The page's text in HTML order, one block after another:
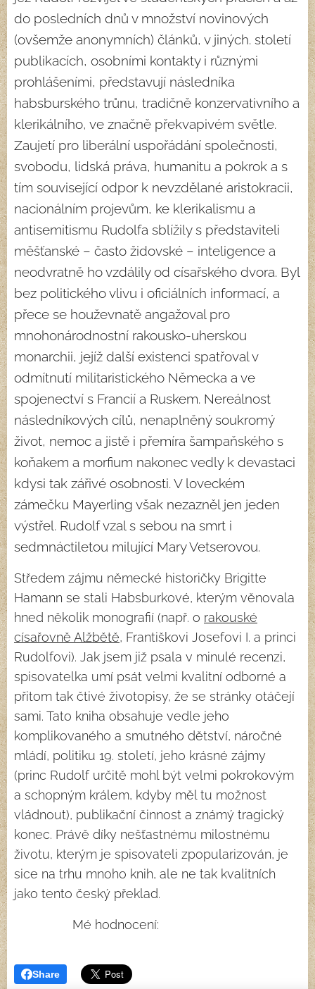
do posledních dnů v množství novinových
(ovšemže anonymních) článků, v jiných. století
publikacích, osobními kontakty i různými
prohlášeními, představují následníka
habsburského trůnu, tradičně konzervativního a
klerikálního, ve značně překvapivém světle.
Zaujetí pro liberální uspořádání společnosti,
svobodu, lidská práva, humanitu a pokrok a s
tím související odpor k nevzdělané aristokracii,
nacionálním projevům, ke klerikalismu a
antisemitismu Rudolfa sblížily s představiteli
měšťanské – často židovské – inteligence a
neodvratně ho vzdálily od císařského dvora. Byl
bez politického vlivu i oficiálních informací, a
přece se houževnatě angažoval pro
mnohonárodnostní rakousko-uherskou
monarchii, jejíž další existenci spatřoval v
odmítnutí militaristického Německa a ve
spojenectví s Francií a Ruskem. Nereálnost
následníkových cílů, nenaplněný soukromý
život, nemoc a jistě i přemíra šampaňského s
koňakem a morfium nakonec vedly k devastaci
kdysi tak zářivé osobnosti. V loveckém
zámečku Mayerling však nezazněl jen jeden
výstřel. Rudolf vzal s sebou na smrt i
sedmnáctiletou milující Mary Vetserovou.
Středem zájmu německé historičky Brigitte
Hamann se stali Habsburkové, kterým věnovala
hned několik monografií (např. o rakouské
císařovně Alžbětě, Františkovi Josefovi I. a princi
Rudolfovi). Jak jsem již psala v minulé recenzi,
spisovatelka umí psát velmi kvalitní odborné a
přitom tak čtivé životopisy, že se stránky otáčejí
sami. Tato kniha obsahuje vedle jeho
komplikovaného a smutného dětství, náročné
mládí, politiku 19. století, jeho krásné zájmy
(princ Rudolf určitě mohl být velmi pokrokovým
a schopným králem, kdyby měl tu možnost
vládnout), publikační činnost a známý tragický
konec. Právě díky nešťastnému milostnému
životu, kterým je spisovateli zpopularizován, je
sice na trhu mnoho knih, ale ne tak kvalitních
jako tento český překlad.
Mé hodnocení: ⭐⭐⭐⭐⭐
Share